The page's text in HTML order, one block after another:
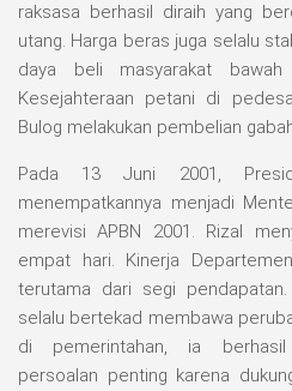
raksasa berhasil diraih yang
utang. Harga beras juga selalu
daya beli masyarakat
Kesejahteraan petani di
Bulog melakukan pembelian
Pada 13 Juni 2001,
menempatkannya menjadi
merevisi APBN 2001. Rizal
empat hari. Kinerja
terutama dari segi
selalu bertekad membawa
di pemerintahan, ia berhasil
persoalan penting karena